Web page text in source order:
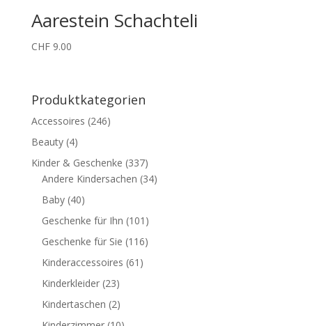
Aarestein Schachteli
CHF9.00
Produktkategorien
Accessoires (246)
Beauty (4)
Kinder & Geschenke (337)
Andere Kindersachen (34)
Baby (40)
Geschenke für Ihn (101)
Geschenke für Sie (116)
Kinderaccessoires (61)
Kinderkleider (23)
Kindertaschen (2)